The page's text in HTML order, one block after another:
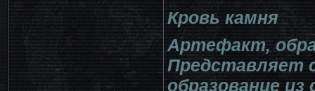
Кровь камня
Артефакт,
Представляет
образование